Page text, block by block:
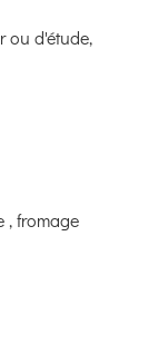
ou d'étude,
, fromage